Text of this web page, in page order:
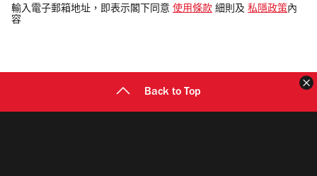
電
郵
輸入電子郵箱地址，即表示閣下同意 使用條款 細則及 私隱政策 內
容
Back to Top